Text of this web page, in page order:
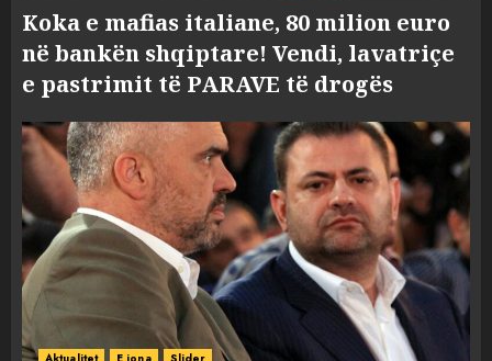
Koka e mafias italiane, 80 milion euro
në bankën shqiptare! Vendi, lavatriçe
e pastrimit të PARAVE të drogës